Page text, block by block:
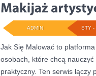
STY -
ADMIN
Jak Się Malować to
osobach, które chcą
praktyczny. Ten serwis